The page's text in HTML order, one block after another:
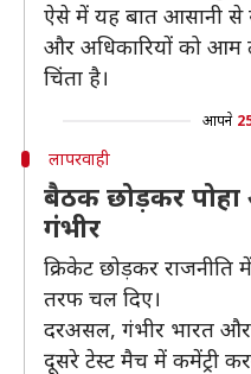
ऐसे में यह बात आसानी
और अधिकारियों को आम
चिंता है।
आपने
लापरवाही
बैठक छोड़कर
गंभीर
क्रिकेट छोड़कर
तरफ चल दिए।
दरअसल, गंभीर भारत
दूसरे टेस्ट मैच में कमेंट्री